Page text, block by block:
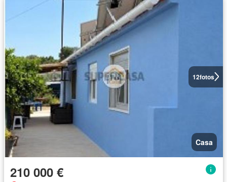
12fotos
Casa
210 000 €